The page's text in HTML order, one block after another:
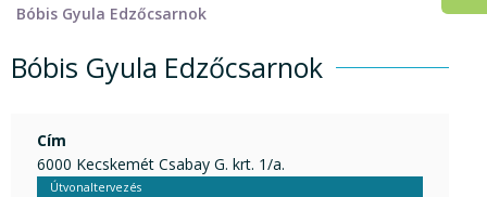
Bóbis Gyula Edzőcsarnok
Bóbis Gyula Edzőcsarnok
Cím
6000 Kecskemét Csabay G. krt. 1/a.
Útvonaltervezés